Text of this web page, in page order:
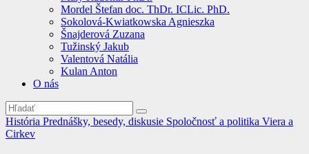
Mordel Štefan doc. ThDr. ICLic. PhD.
Sokolová-Kwiatkowska Agnieszka
Šnajderová Zuzana
Tužinský Jakub
Valentová Natália
Kulan Anton
O nás
História Prednášky, besedy, diskusie Spoločnosť a politika Viera a
Cirkev